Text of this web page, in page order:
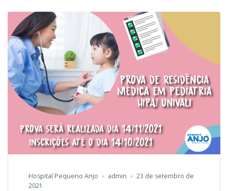
Hospital Pequeno Anjo admin
23 de setembro de
2021